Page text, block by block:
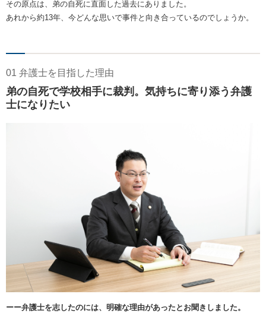
その原点は、弟の自死に直面した過去にありました。
あれから約13年、今どんな思いで事件と向き合っているのでしょうか。
01 弁護士を目指した理由
弟の自死で学校相手に裁判。気持ちに寄り添う弁護
士になりたい
ーー弁護士を志したのには、明確な理由があったとお聞きしました。